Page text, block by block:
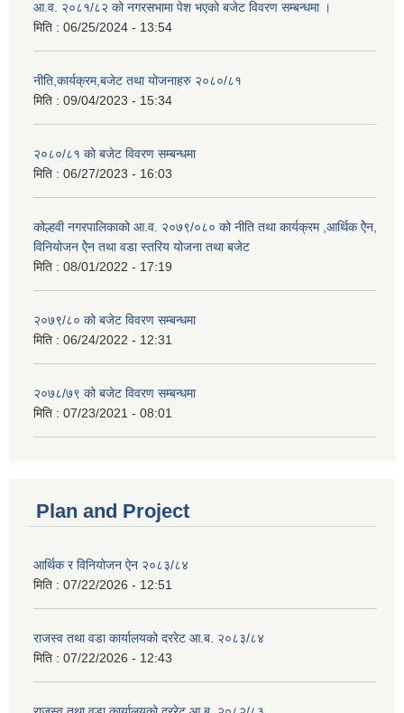
आ.व. २०८१/८२ को नगरसभामा पेश भएको बजेट विवरण सम्बन्धमा ।
मिति : 06/25/2024 - 13:54
नीति,कार्यक्रम,बजेट तथा योजनाहरु २०८०/८१
मिति : 09/04/2023 - 15:34
२०८०/८१ को बजेट विवरण सम्बन्धमा
मिति : 06/27/2023 - 16:03
कोल्हवी नगरपालिकाको आ.व. २०७९/०८० को नीति तथा कार्यक्रम ,आर्थिक ऐेन,
विनियोजन ऐेन तथा वडा स्तरिय योजना तथा बजेट
मिति : 08/01/2022 - 17:19
२०७९/८० को बजेट विवरण सम्बन्धमा
मिति : 06/24/2022 - 12:31
२०७८/७९ को बजेट विवरण सम्बन्धमा
मिति : 07/23/2021 - 08:01
Plan and Project
आर्थिक र विनियोजन ऐन २०८३/८४
मिति : 07/22/2026 - 12:51
राजस्व तथा वडा कार्यालयको दररेट आ.ब. २०८३/८४
मिति : 07/22/2026 - 12:43